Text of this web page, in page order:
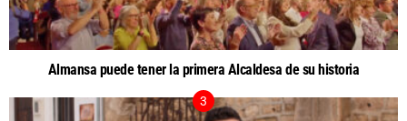
Almansa puede tener la primera Alcaldesa de su historia